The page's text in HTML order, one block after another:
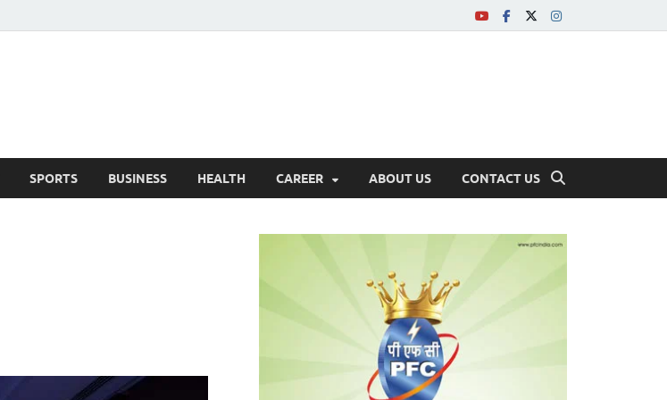
SPORTS BUSINESS HEALTH CAREER ABOUT US CONTACT US